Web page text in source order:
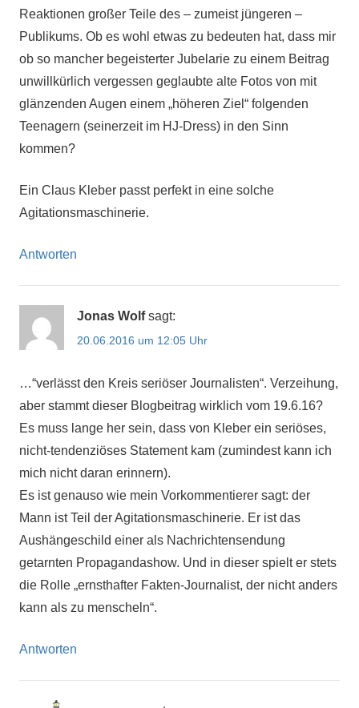
Reaktionen großer Teile des – zumeist jüngeren –
Publikums. Ob es wohl etwas zu bedeuten hat, dass mir
ob so mancher begeisterter Jubelarie zu einem Beitrag
unwillkürlich vergessen geglaubte alte Fotos von mit
glänzenden Augen einem „höheren Ziel“ folgenden
Teenagern (seinerzeit im HJ-Dress) in den Sinn
kommen?
Ein Claus Kleber passt perfekt in eine solche
Agitationsmaschinerie.
Antworten
Jonas Wolf sagt:
20.06.2016 um 12:05 Uhr
…“verlässt den Kreis seriöser Journalisten“. Verzeihung,
aber stammt dieser Blogbeitrag wirklich vom 19.6.16?
Es muss lange her sein, dass von Kleber ein seriöses,
nicht-tendenziöses Statement kam (zumindest kann ich
mich nicht daran erinnern).
Es ist genauso wie mein Vorkommentierer sagt: der
Mann ist Teil der Agitationsmaschinerie. Er ist das
Aushängeschild einer als Nachrichtensendung
getarnten Propagandashow. Und in dieser spielt er stets
die Rolle „ernsthafter Fakten-Journalist, der nicht anders
kann als zu menscheln“.
Antworten